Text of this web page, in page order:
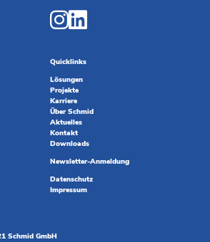
Quicklinks
Lösungen
Projekte
Karriere
Über Schmid
Aktuelles
Kontakt
Downloads
Newsletter-Anmeldung
Datenschutz
Impressum
Schmid GmbH